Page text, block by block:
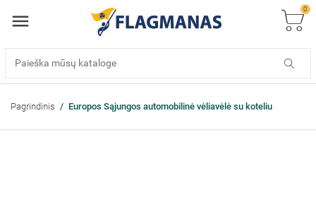
0
Pagrindinis Europos Sąjungos automobilinė vėliavėlė su koteliu